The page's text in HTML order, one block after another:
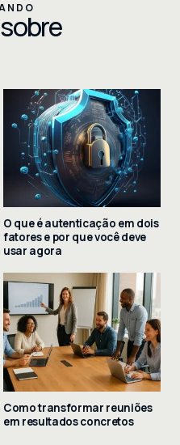
O que é autenticação em dois
fatores e por que você deve
usar agora
Como transformar reuniões
em resultados concretos